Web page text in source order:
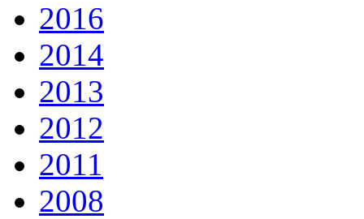
2016
2014
2013
2012
2011
2008